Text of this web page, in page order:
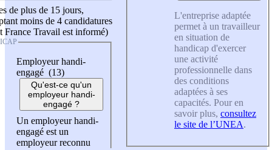
de plus de 15 jours,
moins de 4 candidatures
France Travail est informé)
Employeur handi-
engagé (13)
Qu'est-ce qu'un
employeur handi-
engagé ?
Un employeur handi-
engagé est un
employeur reconnu
L'entreprise adaptée
permet à un travailleur
en situation de
handicap d'exercer
une activité
professionnelle dans
des conditions
adaptées à ses
capacités. Pour en
savoir plus, consultez
le site de l’UNEA.